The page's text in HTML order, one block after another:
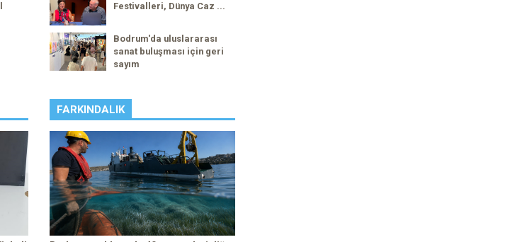
Festivalleri, Dünya Caz ...
Bodrum'da uluslararası
sanat buluşması için geri
sayım
FARKINDALIK